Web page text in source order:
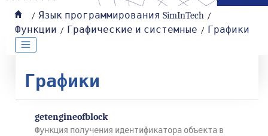
Язык программирования SimInTech
Функции
Графические и системные Графики
Графики
getengineofblock
Функция получения идентификатора объекта в